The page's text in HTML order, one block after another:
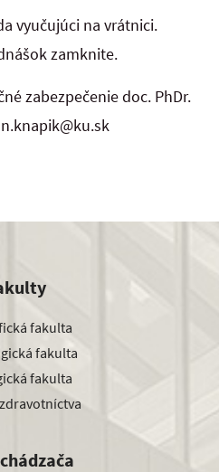
vyučujúci na vrátnici.
zamknite.
zabezpečenie doc. PhDr.
fakulta
fakulta
fakulta